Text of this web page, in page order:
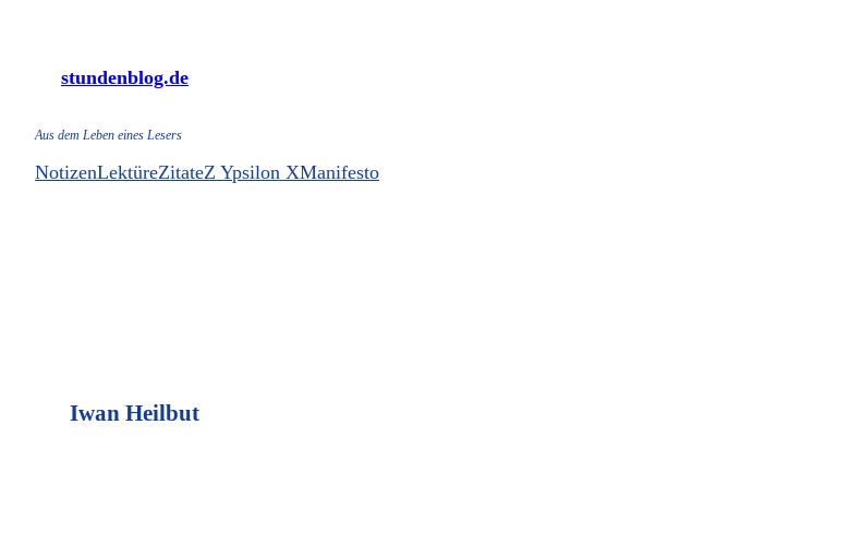
springenstundenblog.de
Aus dem Leben eines Lesers
NotizenLektüreZitateZ Ypsilon XManifesto
Iwan Heilbut